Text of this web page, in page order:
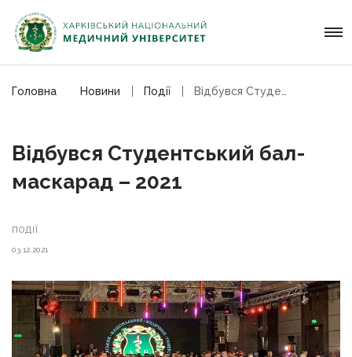
Головна Новини Події
Відбувся Студентський бал-
маскарад – 2021
ПОДІЇ
03.12.2021